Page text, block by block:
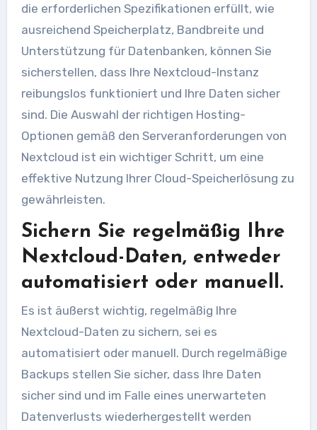
die erforderlichen Spezifikationen erfüllt, wie
ausreichend Speicherplatz, Bandbreite und
Unterstützung für Datenbanken, können Sie
sicherstellen, dass Ihre Nextcloud-Instanz
reibungslos funktioniert und Ihre Daten sicher
sind. Die Auswahl der richtigen Hosting-
Optionen gemäß den Serveranforderungen von
Nextcloud ist ein wichtiger Schritt, um eine
effektive Nutzung Ihrer Cloud-Speicherlösung zu
gewährleisten.
Sichern Sie regelmäßig Ihre
Nextcloud-Daten, entweder
automatisiert oder manuell.
Es ist äußerst wichtig, regelmäßig Ihre
Nextcloud-Daten zu sichern, sei es
automatisiert oder manuell. Durch regelmäßige
Backups stellen Sie sicher, dass Ihre Daten
sicher sind und im Falle eines unerwarteten
Datenverlusts wiederhergestellt werden